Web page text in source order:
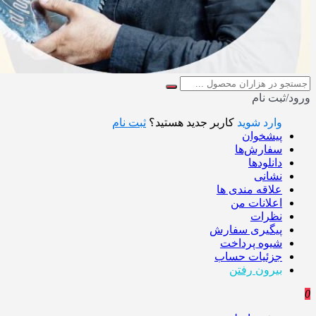
ورود/ثبت نام
وارد شوید کاربر جدید هستید؟ ثبت نام
پیشخوان
سفارش‌ها
دانلودها
نشانی
علاقه مندی ها
اعلانات من
نظرات
پیگیری سفارش
شیوه پرداخت
جزئیات حساب
بیرون رفتن
0